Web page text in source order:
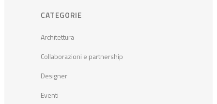
CATEGORIE
Architettura
Collaborazioni e partnership
Designer
Eventi